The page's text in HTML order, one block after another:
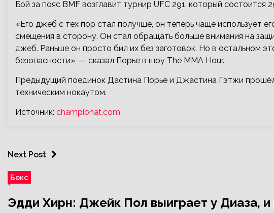
Бой за пояс BMF возглавит турнир UFC 291, который состоится
«Его джеб с тех пор стал получше, он теперь чаще использует
смещения в сторону. Он стал обращать больше внимания на
джеб. Раньше он просто бил их без заготовок. Но в остальном
безопасности», — сказал Порье в шоу The MMA Hour.
Предыдущий поединок Дастина Порье и Джастина Гэтжи
техническим нокаутом.
Источник: championat.com
Next Post
Бокс
Эдди Хирн: Джейк Пол выиграет у Диаза,